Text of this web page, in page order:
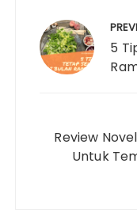
pos
5
Review
Untuk